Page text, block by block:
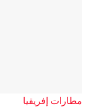
مطارات إفريقيا